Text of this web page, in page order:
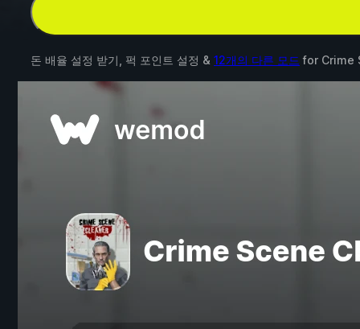
돈 배율 설정 받기, 퍽 포인트 설정 & 12개의 다른 모드 for Crime